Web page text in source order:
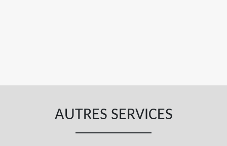
AUTRES SERVICES